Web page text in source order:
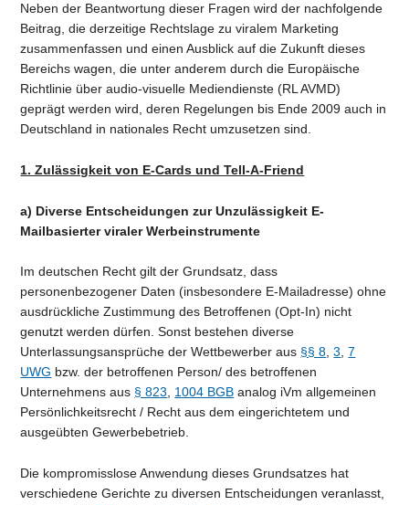
Neben der Beantwortung dieser Fragen wird der nachfolgende
Beitrag, die derzeitige Rechtslage zu viralem Marketing
zusammenfassen und einen Ausblick auf die Zukunft dieses
Bereichs wagen, die unter anderem durch die Europäische
Richtlinie über audio-visuelle Mediendienste (RL AVMD)
geprägt werden wird, deren Regelungen bis Ende 2009 auch in
Deutschland in nationales Recht umzusetzen sind.
1. Zulässigkeit von E-Cards und Tell-A-Friend
a) Diverse Entscheidungen zur Unzulässigkeit E-
Mailbasierter viraler Werbeinstrumente
Im deutschen Recht gilt der Grundsatz, dass
personenbezogener Daten (insbesondere E-Mailadresse) ohne
ausdrückliche Zustimmung des Betroffenen (Opt-In) nicht
genutzt werden dürfen. Sonst bestehen diverse
Unterlassungsansprüche der Wettbewerber aus §§ 8,3,7
UWG bzw. der betroffenen Person/ des betroffenen
Unternehmens aus § 823, 1004 BGB analog iVm allgemeinen
Persönlichkeitsrecht / Recht aus dem eingerichtetem und
ausgeübten Gewerbebetrieb.
Die kompromisslose Anwendung dieses Grundsatzes hat
verschiedene Gerichte zu diversen Entscheidungen veranlasst,